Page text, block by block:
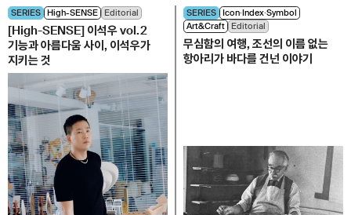
SERIES High-SENSE Editorial
[High-SENSE] 이석우 vol.2
기능과 아름다움 사이, 이석우가
지키는 것
SERIES Icon∙Index∙Symbol
Art&Craft
Editorial
무심함의 여행, 조선의 이름 없는
항아리가 바다를 건넌 이야기